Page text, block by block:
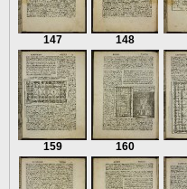
147 148
159 160